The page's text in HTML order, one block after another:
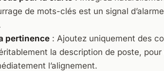
de mots-clés est un signal
pertinence : Ajoutez uniquement des
la description de poste, pour
l’alignement.